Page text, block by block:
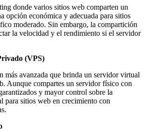
donde varios sitios web comparten un
opción económica y adecuada para sitios
moderado. Sin embargo, la compartición
la velocidad y el rendimiento si el servidor
(VPS)
más avanzada que brinda un servidor virtual
Aunque compartes un servidor físico con
y mayor control sobre la
para sitios web en crecimiento con